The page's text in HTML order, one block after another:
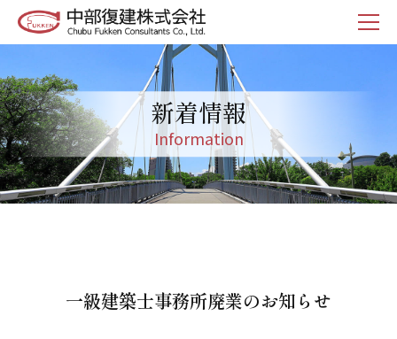
新着情報
Information
一級建築士事務所廃業のお知らせ